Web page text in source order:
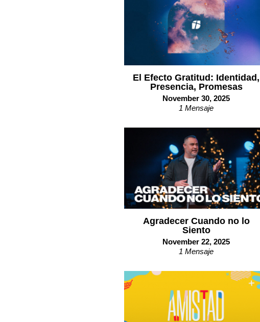
El Efecto Gratitud: Identidad,
Presencia, Promesas
November 30, 2025
1 Mensaje
Agradecer Cuando no lo
Siento
November 22, 2025
1 Mensaje